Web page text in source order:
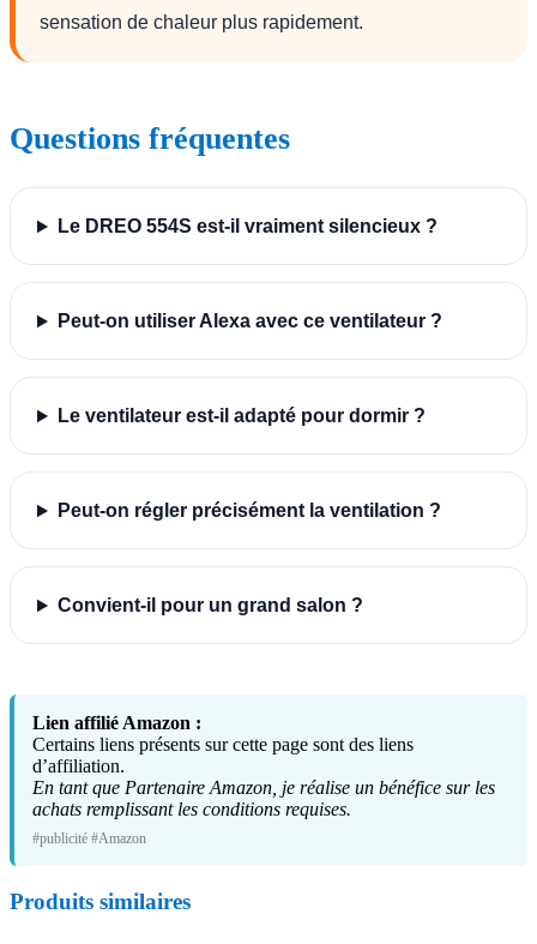
sensation de chaleur plus rapidement.
Questions fréquentes
Le DREO 554S est-il vraiment silencieux ?
Peut-on utiliser Alexa avec ce ventilateur ?
Le ventilateur est-il adapté pour dormir ?
Peut-on régler précisément la ventilation ?
Convient-il pour un grand salon ?
Lien affilié Amazon :
Certains liens présents sur cette page sont des liens
d’affiliation.
En tant que Partenaire Amazon, je réalise un bénéfice sur les
achats remplissant les conditions requises.
#publicité #Amazon
Produits similaires